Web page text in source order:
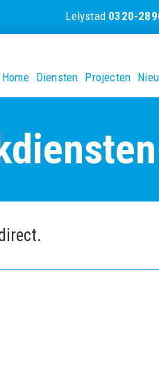
Lelystad 0320-
Home Diensten Projecten